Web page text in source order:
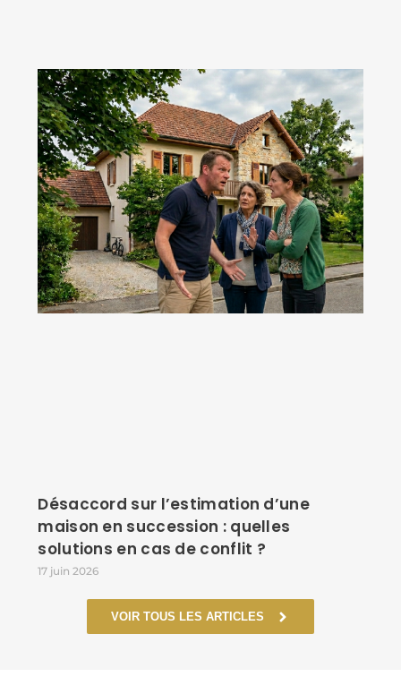
Désaccord sur l’estimation d’une
maison en succession : quelles
solutions en cas de conflit ?
17 juin 2026
VOIR TOUS LES ARTICLES